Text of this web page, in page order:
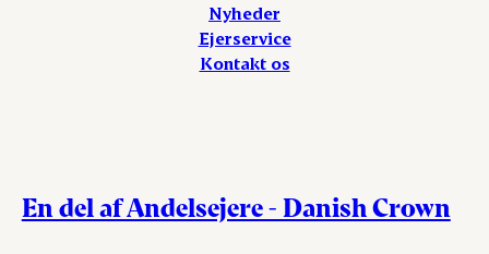
Nyheder
Ejerservice
Kontakt os
En del af Andelsejere - Danish Crown